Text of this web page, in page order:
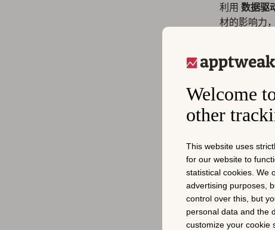
Welcome
other
This website uses
for our website to
statistical cookies. We
advertising purposes,
control over this, but
personal data and the
customize your cookie
利用 数据驱
材的影响力
广
随着移动游
前，让我们
1. 广
移动游
40,000
加。例
个。